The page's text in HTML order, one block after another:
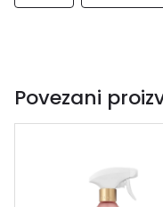
Povezani